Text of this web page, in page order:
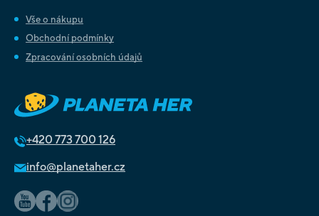
Vše o nákupu
Obchodní podmínky
Zpracování osobních údajů
+420 773 700 126
info@planetaher.cz